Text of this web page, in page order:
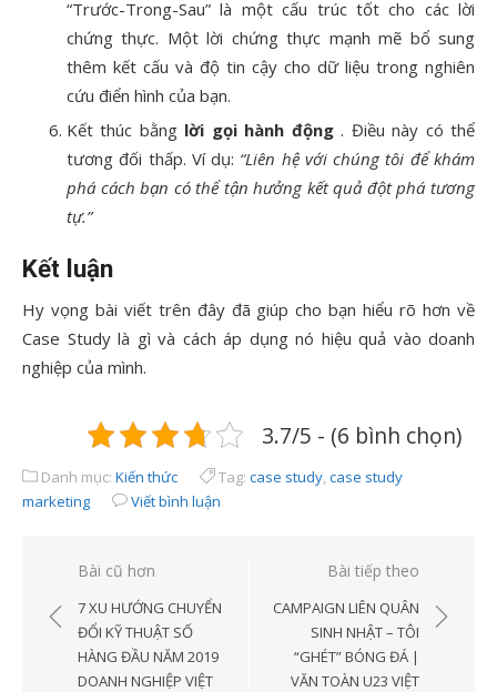
“Trước-Trong-Sau” là một cấu trúc tốt cho các lời
chứng thực. Một lời chứng thực mạnh mẽ bổ sung
thêm kết cấu và độ tin cậy cho dữ liệu trong nghiên
cứu điển hình của bạn.
Kết thúc bằng lời gọi hành động. Điều này có thể
tương đối thấp. Ví dụ: “Liên hệ với chúng tôi để khám
phá cách bạn có thể tận hưởng kết quả đột phá tương
tự.”
Kết luận
Hy vọng bài viết trên đây đã giúp cho bạn hiểu rõ hơn về
Case Study là gì và cách áp dụng nó hiệu quả vào doanh
nghiệp của mình.
3.7/5 - (6 bình chọn)
Danh mục: Kiến thức Tag: case study,case study
marketing
Viết bình luận
Điều
hướng
bài
viết
Bài cũ hơn
7 XU HƯỚNG CHUYỂN
ĐỔI KỸ THUẬT SỐ
HÀNG ĐẦU NĂM 2019
DOANH NGHIỆP VIỆT
Bài tiếp theo
CAMPAIGN LIÊN QUÂN
SINH NHẬT – TÔI
“GHÉT” BÓNG ĐÁ |
VĂN TOÀN U23 VIỆT